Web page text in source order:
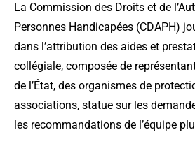
La Commission des Droits et de
Personnes Handicapées (CDAPH)
dans l’attribution des aides et
collégiale, composée de
de l’État, des organismes de
associations, statue sur les
les recommandations de l’équipe